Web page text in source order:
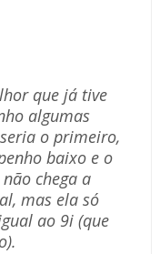
que já tive
algumas
o primeiro,
baixo e o
chega a
mas ela só
ao 9i (que